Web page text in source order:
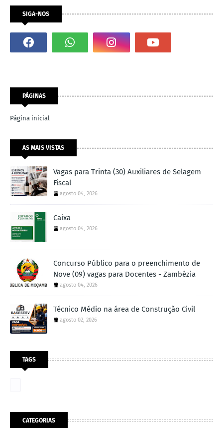
SIGA-NOS
PÁGINAS
Página inicial
AS MAIS VISTAS
Vagas para Trinta (30) Auxiliares de Selagem
Fiscal
agosto 04, 2026
Caixa
agosto 04, 2026
Concurso Público para o preenchimento de
Nove (09) vagas para Docentes - Zambézia
agosto 04, 2026
Técnico Médio na área de Construção Civil
agosto 02, 2026
TAGS
CATEGORIAS